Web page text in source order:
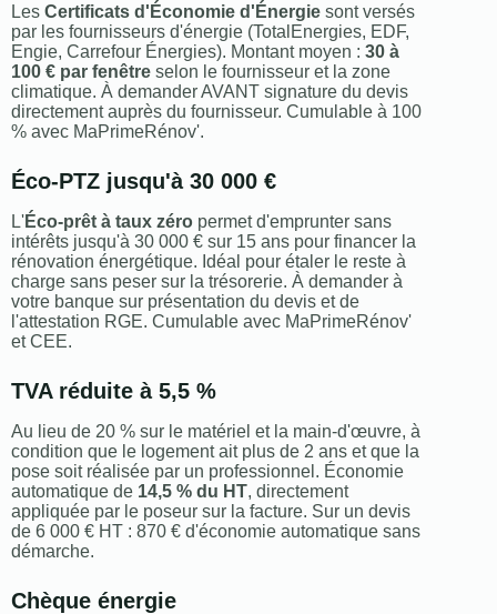
Les Certificats d'Économie d'Énergie sont versés
par les fournisseurs d'énergie (TotalEnergies, EDF,
Engie, Carrefour Énergies). Montant moyen : 30 à
100 € par fenêtre selon le fournisseur et la zone
climatique. À demander AVANT signature du devis
directement auprès du fournisseur. Cumulable à 100
% avec MaPrimeRénov'.
Éco-PTZ jusqu'à 30 000 €
L'Éco-prêt à taux zéro permet d'emprunter sans
intérêts jusqu'à 30 000 € sur 15 ans pour financer la
rénovation énergétique. Idéal pour étaler le reste à
charge sans peser sur la trésorerie. À demander à
votre banque sur présentation du devis et de
l'attestation RGE. Cumulable avec MaPrimeRénov'
et CEE.
TVA réduite à 5,5 %
Au lieu de 20 % sur le matériel et la main-d'œuvre, à
condition que le logement ait plus de 2 ans et que la
pose soit réalisée par un professionnel. Économie
automatique de 14,5 % du HT, directement
appliquée par le poseur sur la facture. Sur un devis
de 6 000 € HT : 870 € d'économie automatique sans
démarche.
Chèque énergie